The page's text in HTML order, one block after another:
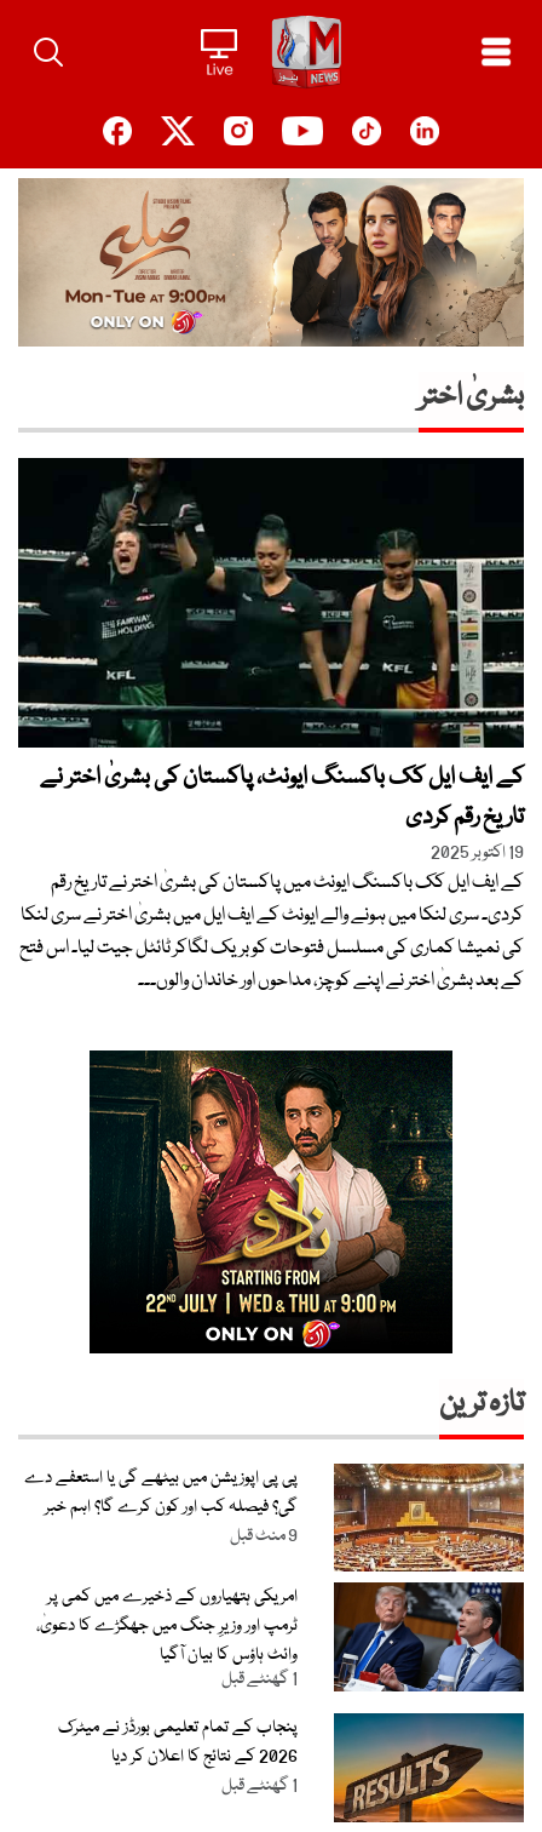
content
بشریٰ اختر
کے ایف ایل کک باکسنگ ایونٹ، پاکستان کی بشریٰ اختر نے
تاریخ رقم کردی
19 اکتوبر 2025
کے ایف ایل کک باکسنگ ایونٹ میں پاکستان کی بشریٰ اختر نے تاریخ رقم
کردی۔ سری لنکا میں ہونے والے ایونٹ کے ایف ایل میں بشریٰ اختر نے سری لنکا
کی نمیشا کماری کی مسلسل فتوحات کو بریک لگاکر ٹائٹل جیت لیا۔ اس فتح
کے بعد بشریٰ اختر نے اپنے کوچز، مداحوں اور خاندان والوں۔۔۔
تازہ ترین
پی پی اپوزیشن میں بیٹھے گی یا استعفے دے
گی؟ فیصلہ کب اور کون کرے گا؟ اہم خبر
9 منٹ قبل
امریکی ہتھیاروں کے ذخیرے میں کمی پر
ٹرمپ اور وزیرِ جنگ میں جھگڑے کا دعویٰ،
وائٹ ہاؤس کا بیان آگیا
1 گھنٹے قبل
پنجاب کے تمام تعلیمی بورڈز نے میٹرک
2026 کے نتائج کا اعلان کر دیا
1 گھنٹے قبل